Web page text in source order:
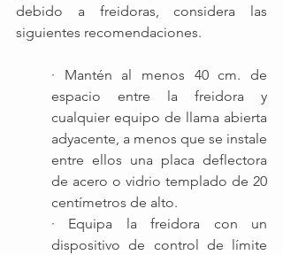
debido a freidoras, considera las
siguientes recomendaciones.
· Mantén al menos 40 cm. de
espacio entre la freidora y
cualquier equipo de llama abierta
adyacente, a menos que se instale
entre ellos una placa deflectora
de acero o vidrio templado de 20
centímetros de alto.
· Equipa la freidora con un
dispositivo de control de límite